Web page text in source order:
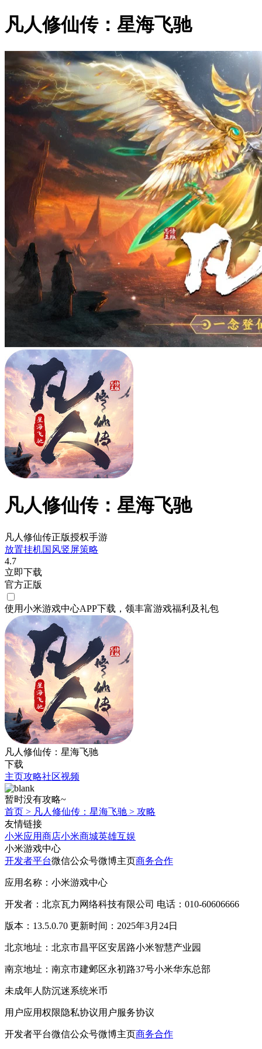
凡人修仙传：星海飞驰
凡人修仙传：星海飞驰
凡人修仙传正版授权手游
放置挂机国风竖屏策略
4.7
立即下载
官方正版
使用小米游戏中心APP下载 ，领丰富游戏福利 及礼包
凡人修仙传：星海飞驰
下载
主页攻略社区视频
暂时没有攻略~
首页 > 凡人修仙传：星海飞驰 > 攻略
友情链接
小米应用商店小米商城英雄互娱
小米游戏中心
开发者平台微信公众号微博主页商务合作
应用名称：小米游戏中心
开发者：北京瓦力网络科技有限公司 电话：010-60606666
版本：13.5.0.70 更新时间：2025年3月24日
北京地址：北京市昌平区安居路小米智慧产业园
南京地址：南京市建邺区永初路37号小米华东总部
未成年人防沉迷系统米币
用户应用权限隐私协议用户服务协议
开发者平台微信公众号微博主页商务合作